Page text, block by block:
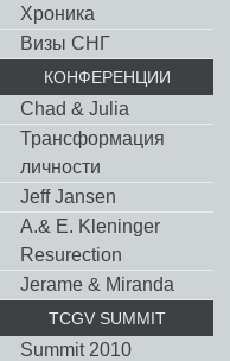
Хроника
Визы СНГ
КОНФЕРЕНЦИИ
Chad & Julia
Трансформация
личности
Jeff Jansen
A.& E. Kleninger
Resurection
Jerame & Miranda
TCGV SUMMIT
Summit 2010